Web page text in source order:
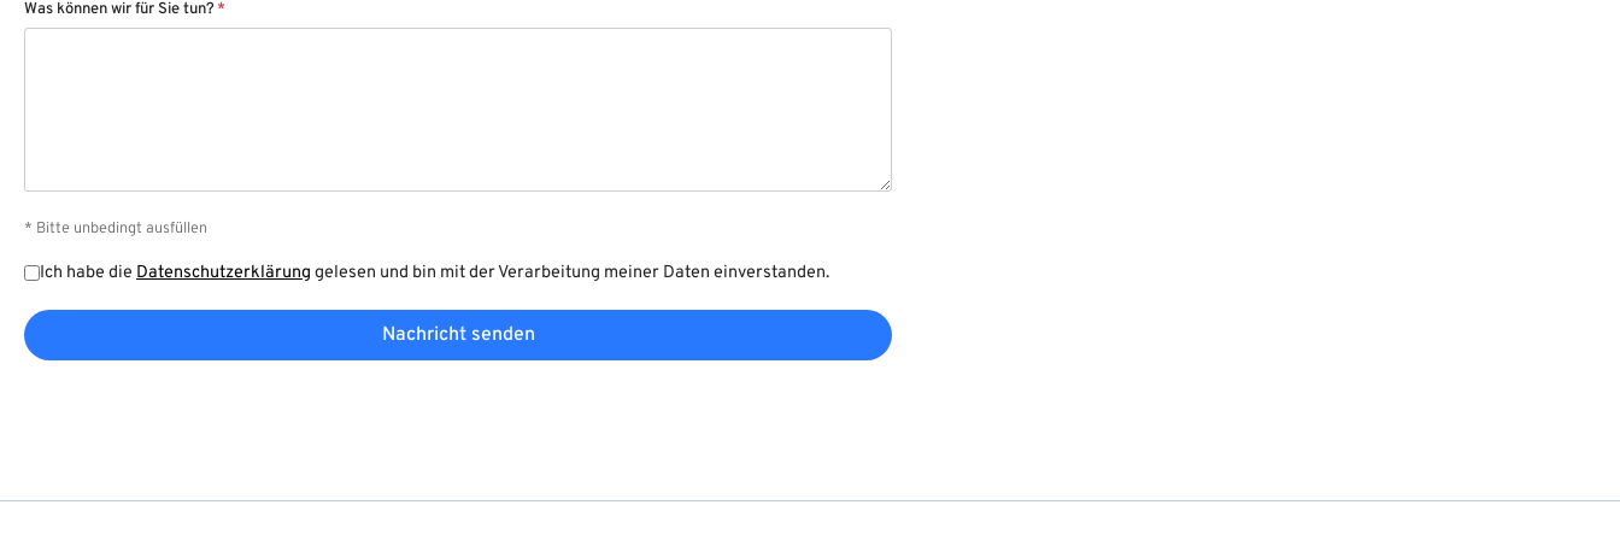
Was können wir für Sie tun? *
* Bitte unbedingt ausfüllen
Ich habe die Datenschutzerklärung gelesen und bin mit der Verarbeitung meiner Daten einverstanden.
Nachricht senden